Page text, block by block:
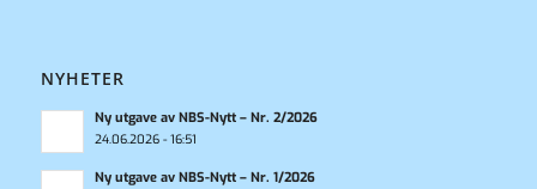
NYHETER
Ny utgave av NBS-Nytt – Nr. 2/2026
24.06.2026 - 16:51
Ny utgave av NBS-Nytt – Nr. 1/2026